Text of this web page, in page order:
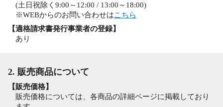
(土日祝除く9:00～12:00 / 13:00～18:00)
※WEBからのお問い合わせはこちら
【適格請求書発行事業者の登録】
あり
2. 販売商品について
【販売価格】
販売価格については、各商品の詳細ページに掲載しており